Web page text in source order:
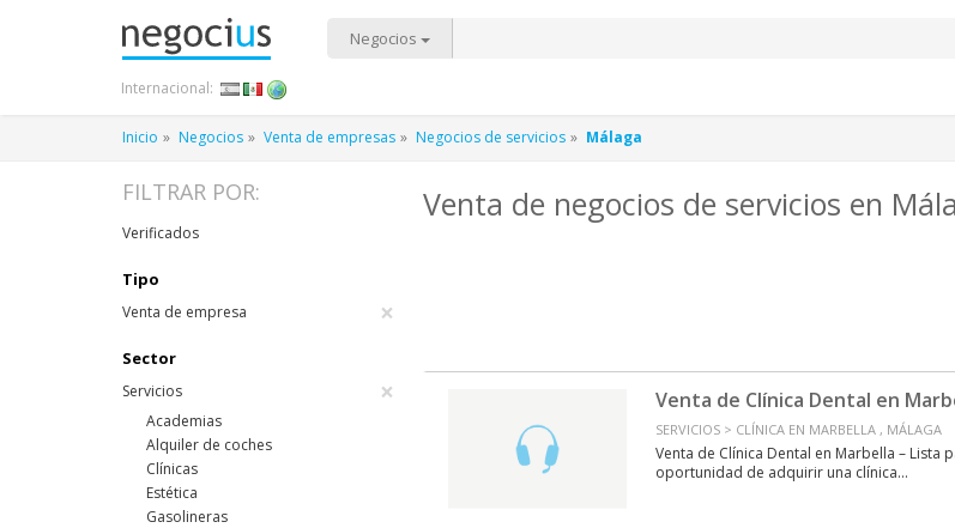
Negocios
Internacional:
Inicio Negocios Venta de empresas Negocios de servicios Málaga
Venta de negocios de servicios en
Venta de Clínica Dental en
SERVICIOS > CLÍNICA EN MARBELLA , MÁLAGA
Venta de Clínica Dental en Marbella –
oportunidad de adquirir una clínica...
FILTRAR POR:
Verificados
Tipo
Venta de empresa ×
Sector
Servicios ×
Academias
Alquiler de coches
Clínicas
Estética
Gasolineras